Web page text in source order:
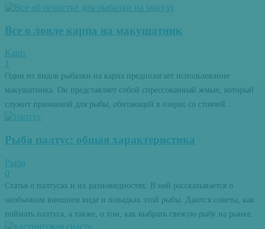
Все о ловле карпа на макушатник
Карп
1
Один из видов рыбалки на карпа предполагает использование
макушатника. Он представляет собой спрессованный жмых, который
служит приманкой для рыбы, обитающей в озерах со стоячей...
Рыба палтус: общая характеристика
Рыба
0
Статья о палтусах и их разновидностях. В ней рассказывается о
необычном внешнем виде и повадках этой рыбы. Даются советы, как
поймать палтуса, а также, о том, как выбрать свежую рыбу на рынке.